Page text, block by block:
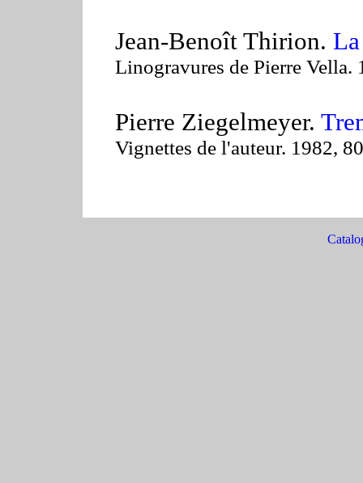
Jean-Benoît Thirion.
Linogravures de Pierre Vella.
Pierre Ziegelmeyer.
Vignettes de l'auteur. 1982,